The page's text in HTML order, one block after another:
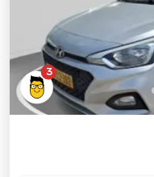
3